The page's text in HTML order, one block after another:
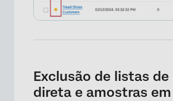
Exclusão de listas de
direta e amostras